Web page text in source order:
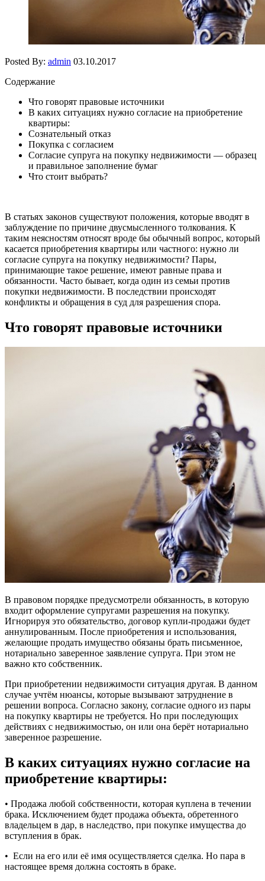
Posted By: admin 03.10.2017
Содержание
Что говорят правовые источники
В каких ситуациях нужно согласие на приобретение
квартиры:
Сознательный отказ
Покупка с согласием
Согласие супруга на покупку недвижимости — образец
и правильное заполнение бумаг
Что стоит выбрать?
В статьях законов существуют положения, которые вводят в
заблуждение по причине двусмысленного толкования. К
таким неясностям относят вроде бы обычный вопрос, который
касается приобретения квартиры или частного: нужно ли
согласие супруга на покупку недвижимости? Пары,
принимающие такое решение, имеют равные права и
обязанности. Часто бывает, когда один из семьи против
покупки недвижимости. В последствии происходят
конфликты и обращения в суд для разрешения спора.
Что говорят правовые источники
В правовом порядке предусмотрели обязанность, в которую
входит оформление супругами разрешения на покупку.
Игнорируя это обязательство, договор купли-продажи будет
аннулированным. После приобретения и использования,
желающие продать имущество обязаны брать письменное,
нотариально заверенное заявление супруга. При этом не
важно кто собственник.
При приобретении недвижимости ситуация другая. В данном
случае учтём нюансы, которые вызывают затруднение в
решении вопроса. Согласно закону, согласие одного из пары
на покупку квартиры не требуется. Но при последующих
действиях с недвижимостью, он или она берёт нотариально
заверенное разрешение.
В каких ситуациях нужно согласие на
приобретение квартиры:
• Продажа любой собственности, которая куплена в течении
брaка. Исключением будет продажа объекта, обретенного
владельцем в дар, в наследство, при покупке имущества до
вступления в брак.
• Если на его или её имя осуществляется сделка. Но пара в
настоящее время должна состоять в браке.